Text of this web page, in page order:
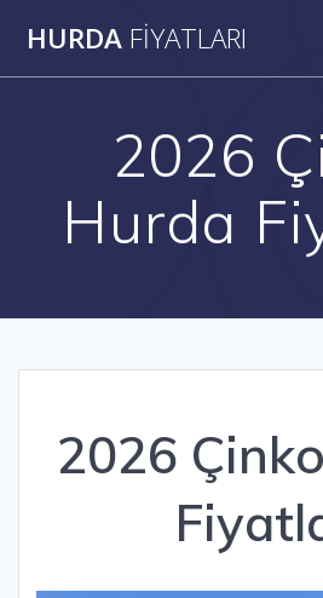
HURDA FIYATLARI
2026
Hurda
2026